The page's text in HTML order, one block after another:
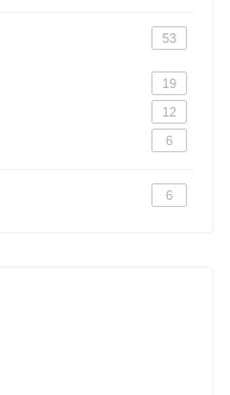
53
19
12
6
6